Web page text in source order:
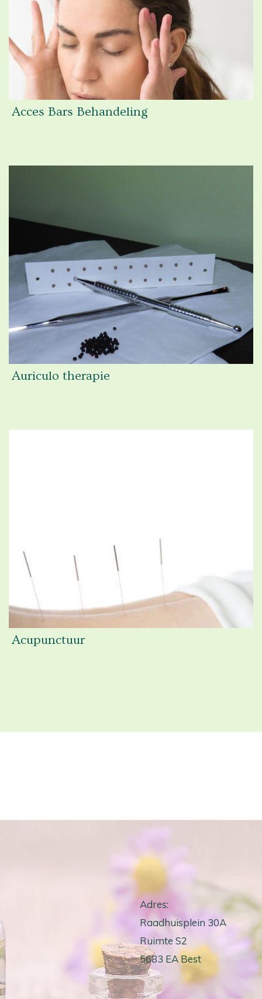
Acces Bars Behandeling
Auriculo therapie
Acupunctuur
Adres:
Raadhuisplein 30A
Ruimte S2
5683 EA Best